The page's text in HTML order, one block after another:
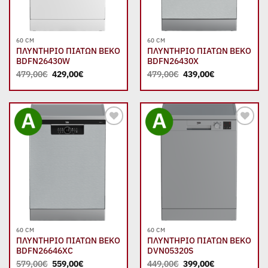
60 CM
ΠΛΥΝΤΗΡΙΟ ΠΙΑΤΩΝ BEKO
BDFN26430W
479,00€ Original
price
was:
429,00€Η
τιμή
429,00€.
60 CM
ΠΛΥΝΤΗΡΙΟ ΠΙΑΤΩΝ BEKO
BDFN26430X
479,00€ Original
price
was:
439,00€Η
τιμή
439,00€.
60 CM
ΠΛΥΝΤΗΡΙΟ ΠΙΑΤΩΝ BEKO
BDFN26646XC
579,00€ Original
559,00€Η
60 CM
ΠΛΥΝΤΗΡΙΟ ΠΙΑΤΩΝ BEKO
DVN05320S
449,00€ Original
399,00€Η